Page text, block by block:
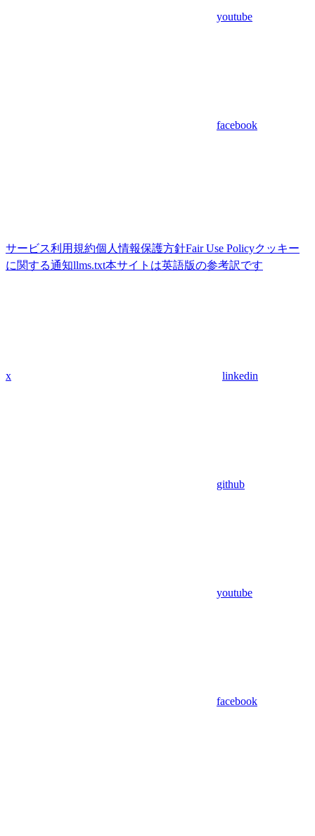
youtube
facebook
サービス利用規約個人情報保護方針Fair Use Policyクッキー
に関する通知llms.txt本サイトは英語版の参考訳です
x linkedin
github
youtube
facebook